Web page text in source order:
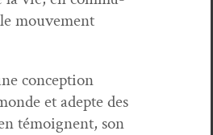
mou­ve­ment
con­cep­tion
et adepte des
témoignent, son